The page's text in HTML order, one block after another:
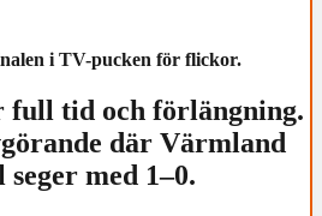
i TV-pucken för flickor.
full tid och förlängning.
där Värmland
med 1–0.